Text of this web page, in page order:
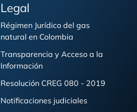
Legal
Régimen Jurídico del gas
natural en Colombia
Transparencia y Acceso a la
Información
Resolución CREG 080 - 2019
Notificaciones judiciales